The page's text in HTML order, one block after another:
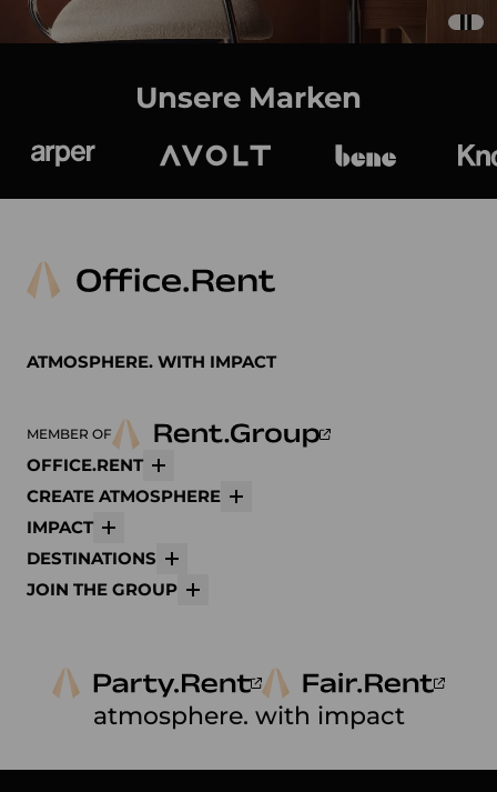
Unsere Marken
ATMOSPHERE. WITH IMPACT
MEMBER OF
OFFICE.RENT
CREATE ATMOSPHERE
IMPACT
DESTINATIONS
JOIN THE GROUP
atmosphere. with impact